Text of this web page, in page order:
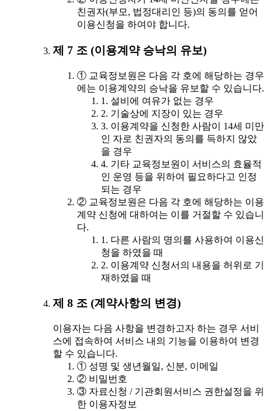
친권자(부모, 법정대리인 등)의 동의를 얻어
이용신청을 하여야 합니다.
제 7 조 (이용계약 승낙의 유보)
① 교육정보원은 다음 각 호에 해당하는 경우
에는 이용계약의 승낙을 유보할 수 있습니다.
1. 설비에 여유가 없는 경우
2. 기술상에 지장이 있는 경우
3. 이용계약을 신청한 사람이 14세 미만
인 자로 친권자의 동의를 득하지 않았
을 경우
4. 기타 교육정보원이 서비스의 효율적
인 운영 등을 위하여 필요하다고 인정
되는 경우
② 교육정보원은 다음 각 호에 해당하는 이용
계약 신청에 대하여는 이를 거절할 수 있습니
다.
1. 다른 사람의 명의를 사용하여 이용신
청을 하였을 때
2. 이용계약 신청서의 내용을 허위로 기
재하였을 때
제 8 조 (계약사항의 변경)
이용자는 다음 사항을 변경하고자 하는 경우 서비
스에 접속하여 서비스 내의 기능을 이용하여 변경
할 수 있습니다.
① 성명 및 생년월일, 신분, 이메일
② 비밀번호
③ 자료신청 / 기관회원서비스 권한설정을 위
한 이용자정보